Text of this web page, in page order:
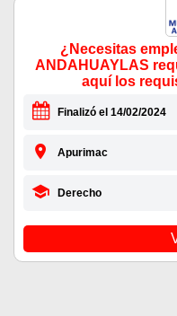
¿Necesitas
ANDAHUAYLAS
aquí los
Finalizó el 14/02/2024
Apurimac
Derecho